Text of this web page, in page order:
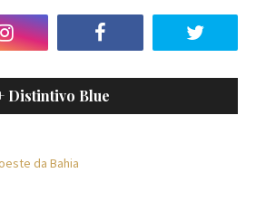
Distintivo Blue
da Bahia